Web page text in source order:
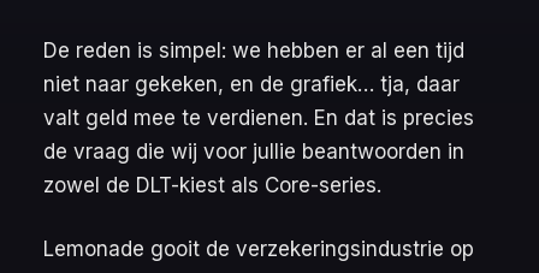
De reden is simpel: we hebben er al een tijd
niet naar gekeken, en de grafiek… tja, daar
valt geld mee te verdienen. En dat is precies
de vraag die wij voor jullie beantwoorden in
zowel de DLT-kiest als Core-series.
Lemonade gooit de verzekeringsindustrie op